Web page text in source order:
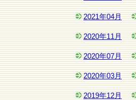
2021年04月
2020年11月
2020年07月
2020年03月
2019年12月